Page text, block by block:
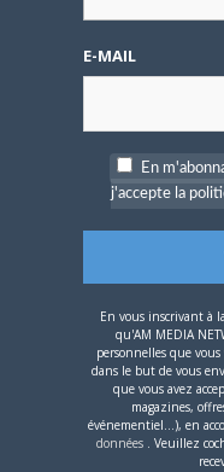
– Spécial Posters est
disponible !
Digimon en
pour 2027
E-MAIL
En
j'accepte la
En vous inscrivant à
qu'AM MEDIA
personnelles que
dans le but de vous
que vous avez
magazines,
événementiel...), en
données . Veuillez